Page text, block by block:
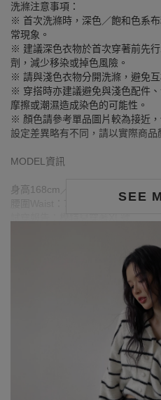
SEE
洗滌注意事項：
※ 首次洗滌時，深色／飽和色系
常現象。
※ 建議深色衣物於首次穿著前先
劑，減少移染或掉色風險。
※ 請與淺色衣物分開洗滌，避免
※ 穿搭時亦建議避免與淺色配件
摩擦或潮濕造成染色的可能性。
※ 顏色請參考單品圖片較為接近
設定差異略有不同，請以實際商品
MODEL資訊
身高168cm／胸圍Bust：90cm
腰圍Waist：71cm／臀圍hips：
身高163cm／胸圍Bust：79cm
腰圍Waist：63cm／臀圍hips：
試穿報告：模特兒穿著S號